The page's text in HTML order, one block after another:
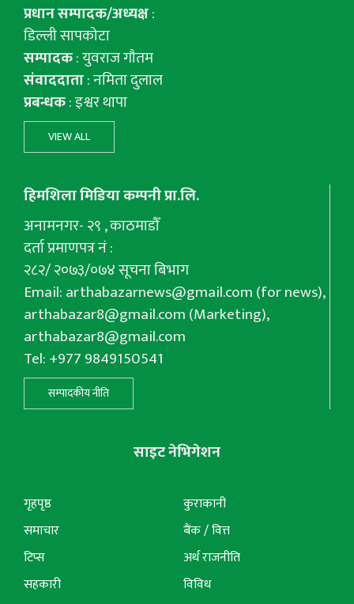
प्रधान सम्पादक/अध्यक्ष:
डिल्ली सापकोटा
सम्पादक: युवराज गाैतम
संवाददाता: नमिता दुलाल
प्रबन्धक: इश्वर थापा
VIEW ALL
हिमशिला मिडिया कम्पनी प्रा.लि.
अनामनगर- २९ , काठमाडौँ
दर्ता प्रमाणपत्र नं :
२८२/ २०७३/०७४ सूचना बिभाग
Email:arthabazarnews@gmail.com(for news),
arthabazar8@gmail.com(Marketing),
arthabazar8@gmail.com
Tel: +977 9849150541
सम्पादकीय नीति
साइट नेभिगेशन
गृहपृष्ठ
समाचार
टिप्स
सहकारी
कुराकानी
बैंक / वित्त
अर्थ राजनीति
विविध